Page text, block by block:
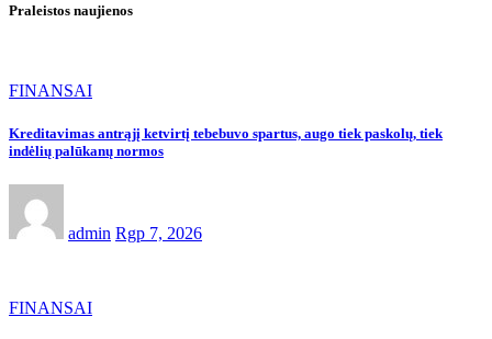
Praleistos naujienos
FINANSAI
Kreditavimas antrąjį ketvirtį tebebuvo spartus, augo tiek paskolų, tiek
indėlių palūkanų normos
admin Rgp 7, 2026
FINANSAI